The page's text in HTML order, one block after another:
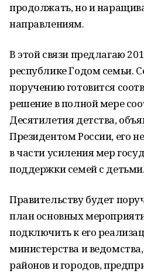
продолжать, но и
направлениям.
В этой связи предлагаю
республике Годом семьи.
поручению готовится
решение в полной мере
Десятилетия детства,
Президентом России, его
в части усиления мер
поддержки семей с детьми.
Правительству будет
план основных
подключить к его
министерства и
районов и городов,